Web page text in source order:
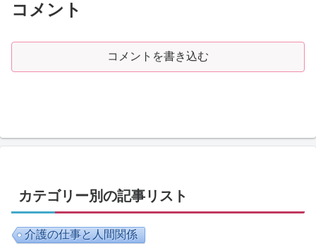
コメント
コメントを書き込む
カテゴリー別の記事リスト
介護の仕事と人間関係